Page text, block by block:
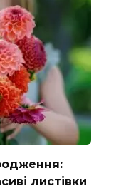
листівки